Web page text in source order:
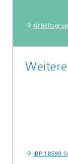
IBP:18599